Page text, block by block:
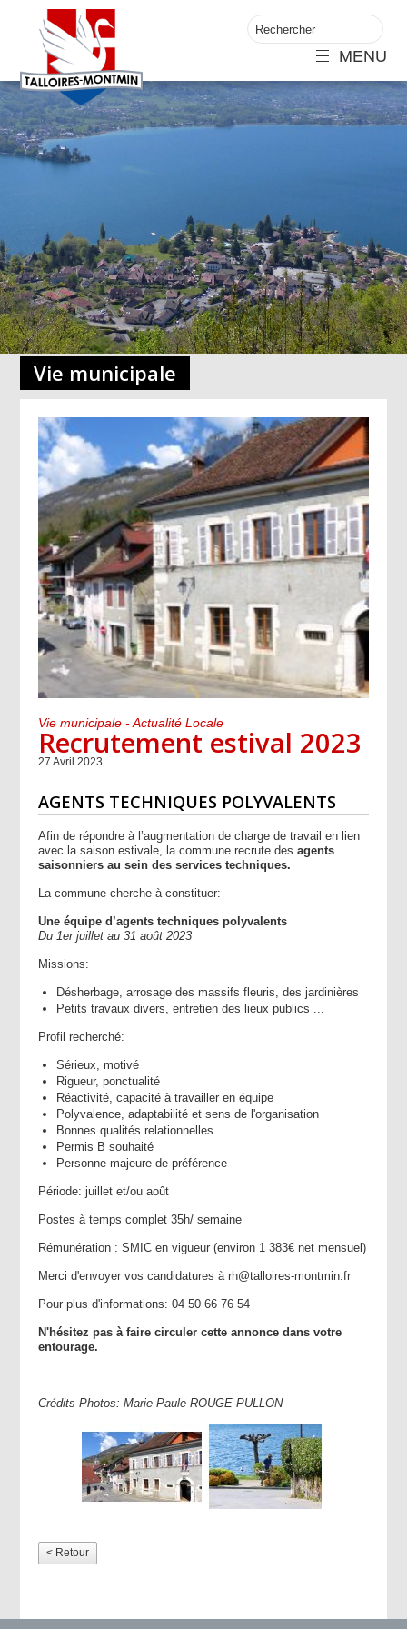
MENU
Vie municipale
Vie municipale - Actualité Locale
Recrutement estival 2023
27 Avril 2023
AGENTS TECHNIQUES POLYVALENTS
Afin de répondre à l’augmentation de charge de travail en lien
avec la saison estivale, la commune recrute desagents
saisonniers au sein des services techniques.
La commune cherche à constituer:
Une équipe d’agents techniques polyvalents
Du 1er juillet au 31 août 2023
Missions:
Désherbage, arrosage des massifs fleuris, des jardinières
Petits travaux divers, entretien des lieux publics ...
Profil recherché:
Sérieux, motivé
Rigueur, ponctualité
Réactivité, capacité à travailler en équipe
Polyvalence, adaptabilité et sens de l'organisation
Bonnes qualités relationnelles
Permis B souhaité
Personne majeure de préférence
Période: juillet et/ou août
Postes à temps complet 35h/ semaine
Rémunération : SMIC en vigueur (environ 1 383€ net mensuel)
Merci d'envoyer vos candidatures à rh@talloires-montmin.fr
Pour plus d'informations: 04 50 66 76 54
N'hésitez pas à faire circuler cette annonce dans votre
entourage.
Crédits Photos: Marie-Paule ROUGE-PULLON
< Retour